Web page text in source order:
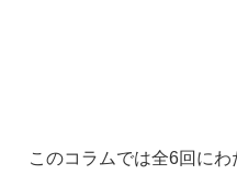
このコラムでは全6回にわ